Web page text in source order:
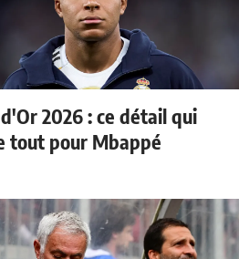
2026 : ce détail qui
tout pour Mbappé